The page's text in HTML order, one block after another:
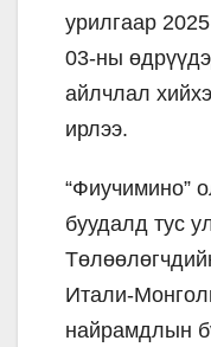
урилгаар
03-ны
айлчлал
ирлээ.
“Фиучимино”
буудалд тус
Итали-
найрамдлын